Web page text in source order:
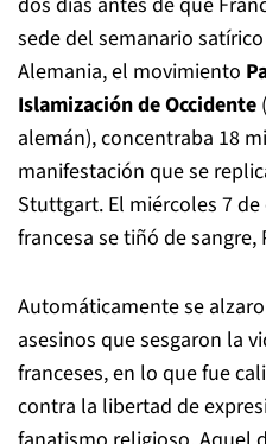
sede del semanario
Alemania, el movimiento
Islamización de Occidente
alemán), concentraba 18
manifestación que se
Stuttgart. El miércoles 7
francesa se tiñó de
Automáticamente se
asesinos que sesgaron la
franceses, en lo que fue
contra la libertad de